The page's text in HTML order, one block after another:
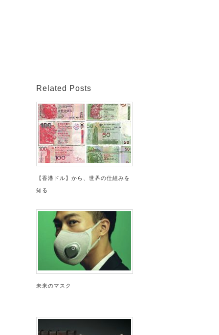
Related Posts
【香港ドル】から、世界の仕組みを
知る
未来のマスク